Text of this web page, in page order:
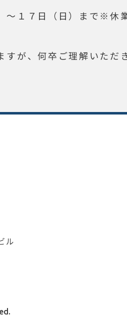
～１７日（日）まで※休
が、何卒ご理解いただ
ル